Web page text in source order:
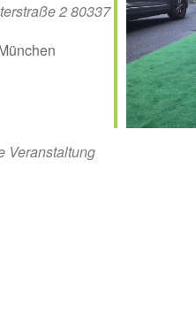
Office 365
2 80337
Veranstaltung